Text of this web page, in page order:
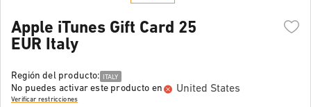
Apple iTunes Gift Card 25
EUR Italy
Región del producto: ITALY
No puedes activar este producto en United States
Verificar restricciones